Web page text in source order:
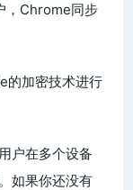
，Chrome同步
的加密技术进行
户在多个设备
如果你还没有